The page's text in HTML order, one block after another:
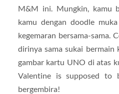
M&M ini. Mungkin, kamu
kamu dengan doodle
kegemaran bersama-sama.
dirinya sama sukai
gambar kartu UNO di atas
Valentine is supposed to
bergembira!